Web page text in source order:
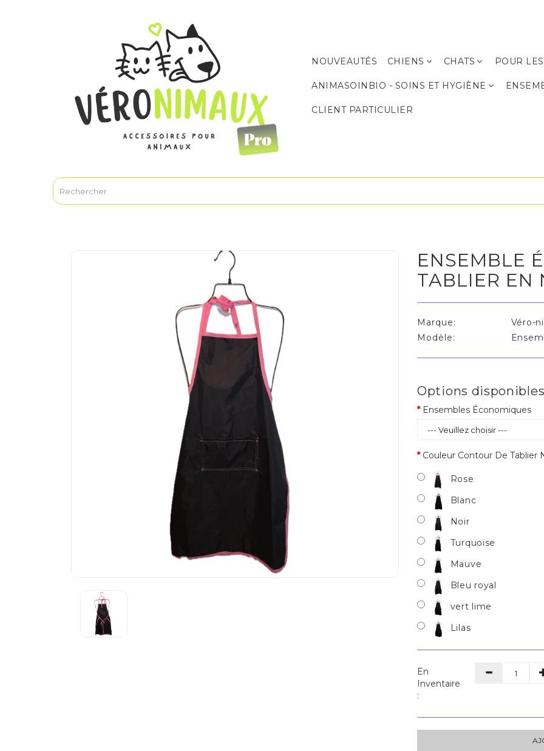
NOUVEAUTÉS CHIENS CHATS POUR
ANIMASOINBIO - SOINS ET HYGIÈNE
CLIENT PARTICULIER
ENSEMBLE
TABLIER EN
Marque:
Véro-
Modèle:
Options disponibles
Ensembles Économiques
Couleur Contour De Tablier
Rose
Blanc
Noir
Turquoise
Mauve
Bleu royal
vert lime
Lilas
En
Inventaire
: